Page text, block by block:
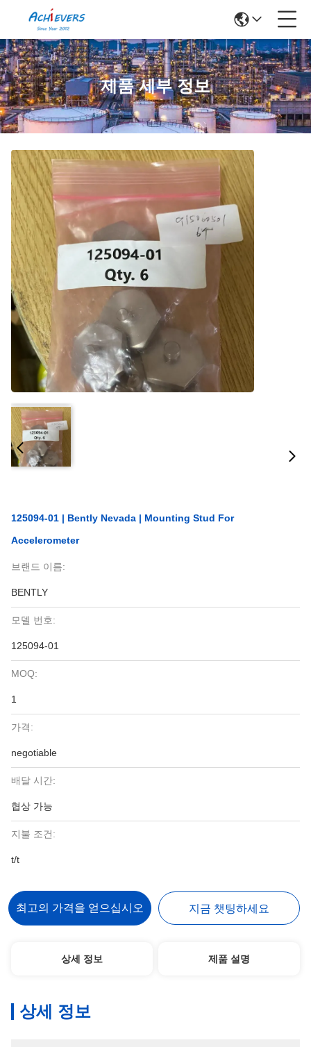
제품 세부 정보
125094-01 | Bently Nevada | Mounting Stud For
Accelerometer
브랜드 이름:
BENTLY
모델 번호:
125094-01
MOQ:
1
가격:
negotiable
배달 시간:
협상 가능
지불 조건:
t/t
최고의 가격을 얻으십시오 지금 챗팅하세요
상세 정보 제품 설명
상세 정보